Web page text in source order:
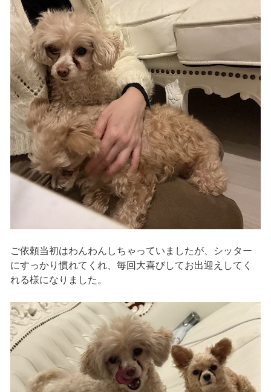
ご依頼当初はわんわんしちゃっていましたが、シッター
にすっかり慣れてくれ、毎回大喜びしてお出迎えしてく
れる様になりました。